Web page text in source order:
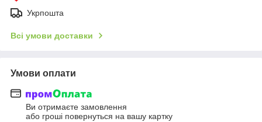
Укрпошта
Всі умови доставки
Умови оплати
Ви отримаєте замовлення
або гроші повернуться на вашу картку